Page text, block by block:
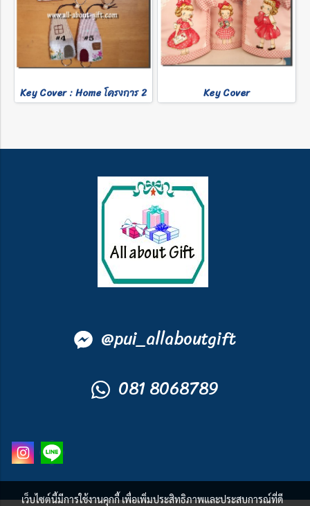
Key Cover : Home โครงการ 2 Key Cover
@pui_allaboutgift
081 8068789
เว็บไซต์นี้มีการใช้งานคุกกี้ เพื่อเพิ่มประสิทธิภาพและประสบการณ์ที่ดี